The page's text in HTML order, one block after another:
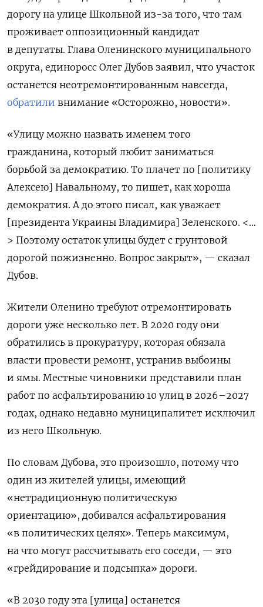
дорогу на улице Школьной из-за того, что там
проживает оппозиционный кандидат
в депутаты. Глава Оленинского муниципального
округа, единоросс Олег Дубов заявил, что участок
останется неотремонтированным навсегда,
обратили внимание «Осторожно, новости».
«Улицу можно назвать именем того
гражданина, который любит заниматься
борьбой за демократию. То плачет по [политику
Алексею] Навальному, то пишет, как хороша
демократия. А до этого писал, как уважает
[президента Украины Владимира] Зеленского. <…
> Поэтому остаток улицы будет с грунтовой
дорогой пожизненно. Вопрос закрыт», — сказал
Дубов.
Жители Оленино требуют отремонтировать
дороги уже несколько лет. В 2020 году они
обратились в прокуратуру, которая обязала
власти провести ремонт, устранив выбоины
и ямы. Местные чиновники представили план
работ по асфальтированию 10 улиц в 2026–2027
годах, однако недавно муниципалитет исключил
из него Школьную.
По словам Дубова, это произошло, потому что
один из жителей улицы, имеющий
«нетрадиционную политическую
ориентацию», добивался асфальтирования
«в политических целях». Теперь максимум,
на что могут рассчитывать его соседи, — это
«грейдирование и подсыпка» дороги.
«В 2030 году эта [улица] останется